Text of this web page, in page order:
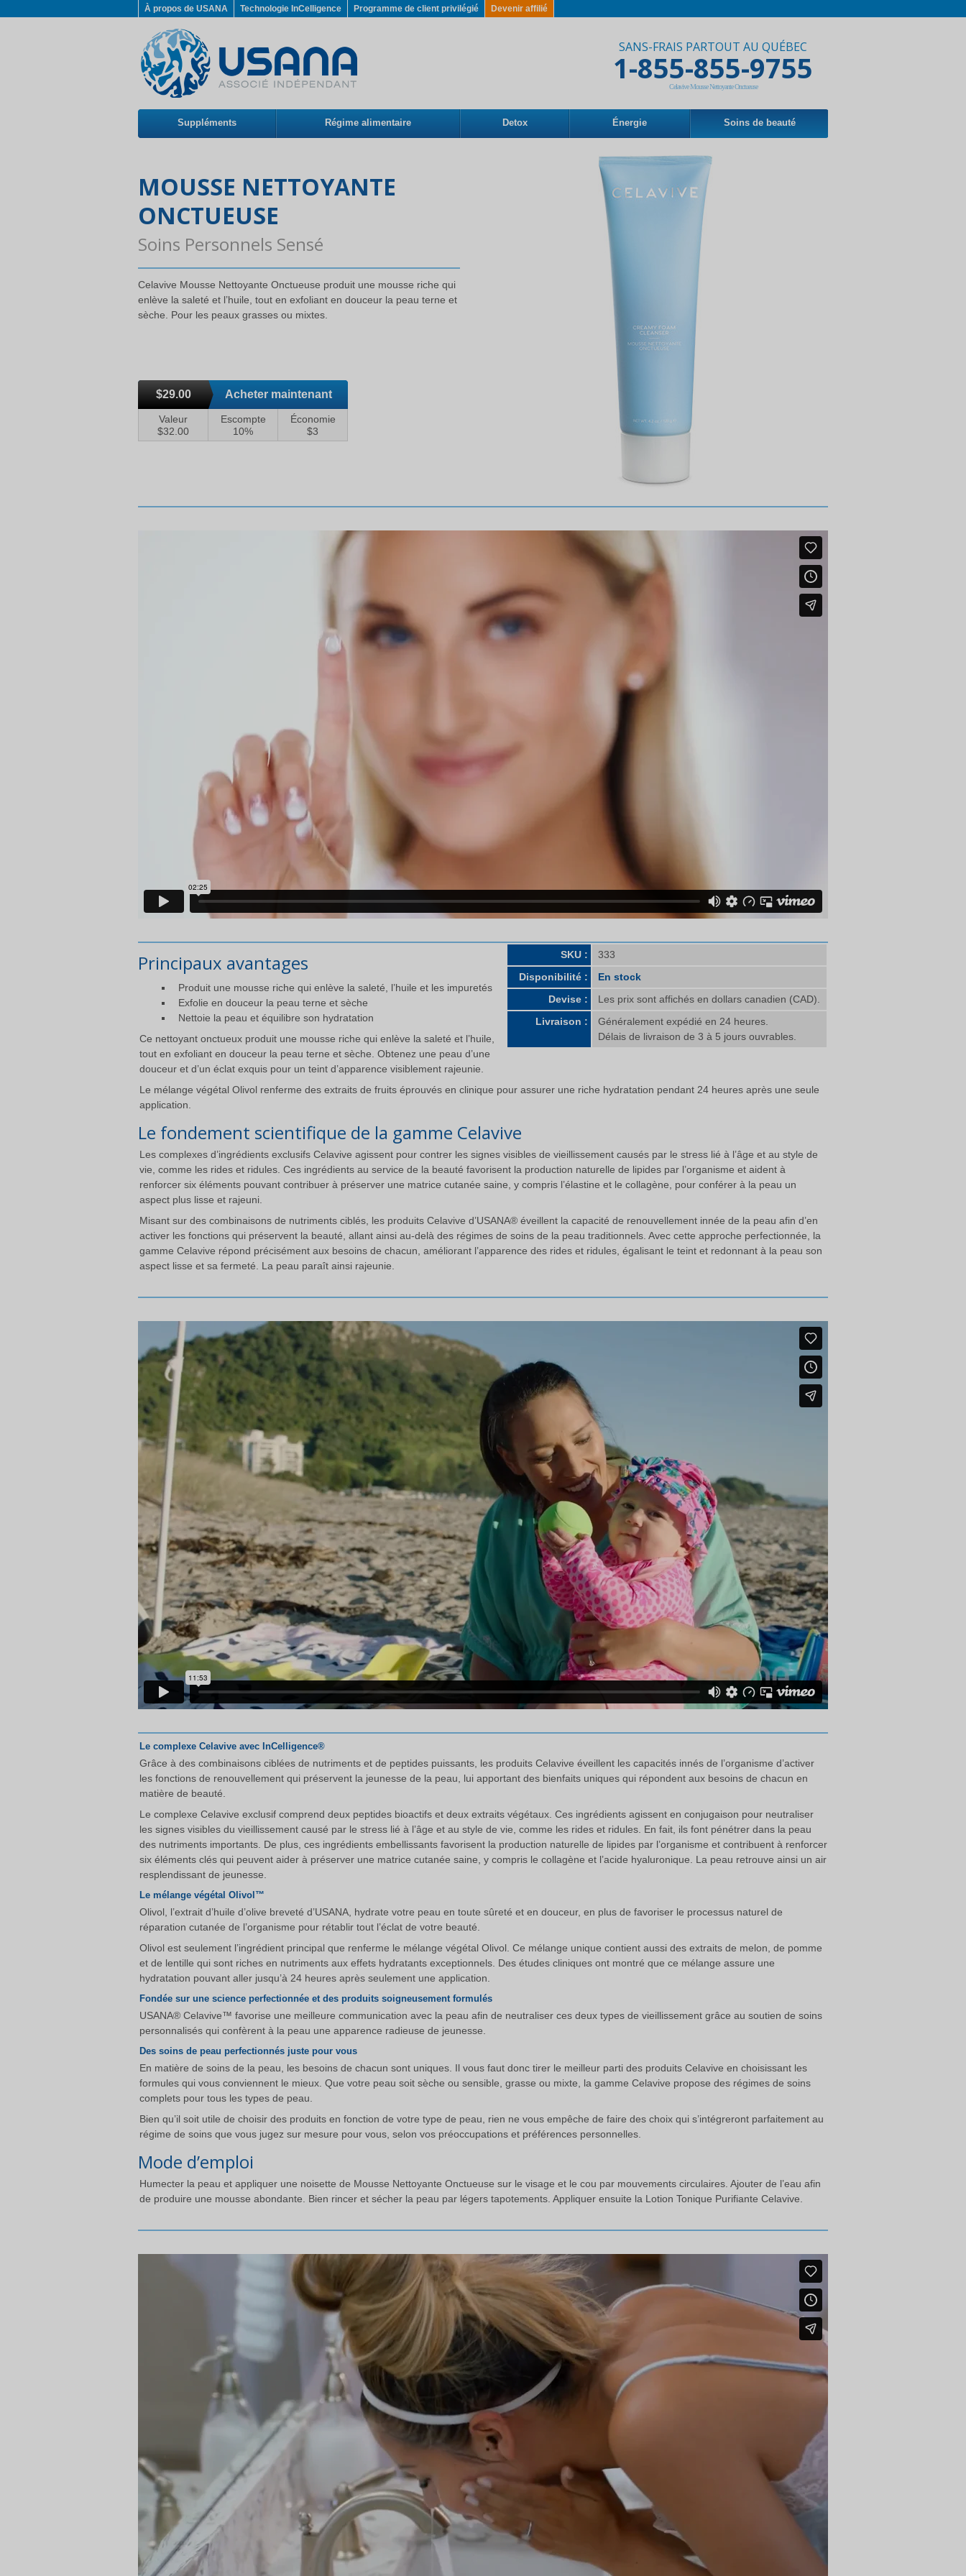
À propos de USANA Technologie InCelligence Programme de client privilégié Devenir affilié
SANS-FRAIS PARTOUT AU QUÉBEC
1-855-855-9755
Celavive Mousse Nettoyante Onctueuse
Suppléments Régime alimentaire Detox Énergie Soins de beauté
MOUSSE NETTOYANTE
ONCTUEUSE
Soins Personnels Sensé
Celavive Mousse Nettoyante Onctueuse produit une mousse riche qui
enlève la saleté et l’huile, tout en exfoliant en douceur la peau terne et
sèche. Pour les peaux grasses ou mixtes.
$29.00 Acheter maintenant
Valeur
$32.00
Escompte
10%
Économie
$3
SKU :
333
Disponibilité :
En stock
Devise :
Les prix sont affichés en dollars canadien (CAD).
Livraison :
Généralement expédié en 24 heures.
Délais de livraison de 3 à 5 jours ouvrables.
Principaux avantages
Produit une mousse riche qui enlève la saleté, l’huile et les impuretés
Exfolie en douceur la peau terne et sèche
Nettoie la peau et équilibre son hydratation
Ce nettoyant onctueux produit une mousse riche qui enlève la saleté et l’huile,
tout en exfoliant en douceur la peau terne et sèche. Obtenez une peau d’une
douceur et d’un éclat exquis pour un teint d’apparence visiblement rajeunie.
Le mélange végétal Olivol renferme des extraits de fruits éprouvés en clinique pour assurer une riche hydratation pendant 24 heures après une seule
application.
Le fondement scientifique de la gamme Celavive
Les complexes d’ingrédients exclusifs Celavive agissent pour contrer les signes visibles de vieillissement causés par le stress lié à l’âge et au style de
vie, comme les rides et ridules. Ces ingrédients au service de la beauté favorisent la production naturelle de lipides par l’organisme et aident à
renforcer six éléments pouvant contribuer à préserver une matrice cutanée saine, y compris l’élastine et le collagène, pour conférer à la peau un
aspect plus lisse et rajeuni.
Misant sur des combinaisons de nutriments ciblés, les produits Celavive d’USANA® éveillent la capacité de renouvellement innée de la peau afin d’en
activer les fonctions qui préservent la beauté, allant ainsi au-delà des régimes de soins de la peau traditionnels. Avec cette approche perfectionnée, la
gamme Celavive répond précisément aux besoins de chacun, améliorant l’apparence des rides et ridules, égalisant le teint et redonnant à la peau son
aspect lisse et sa fermeté. La peau paraît ainsi rajeunie.
Le complexe Celavive avec InCelligence®
Grâce à des combinaisons ciblées de nutriments et de peptides puissants, les produits Celavive éveillent les capacités innés de l’organisme d’activer
les fonctions de renouvellement qui préservent la jeunesse de la peau, lui apportant des bienfaits uniques qui répondent aux besoins de chacun en
matière de beauté.
Le complexe Celavive exclusif comprend deux peptides bioactifs et deux extraits végétaux. Ces ingrédients agissent en conjugaison pour neutraliser
les signes visibles du vieillissement causé par le stress lié à l’âge et au style de vie, comme les rides et ridules. En fait, ils font pénétrer dans la peau
des nutriments importants. De plus, ces ingrédients embellissants favorisent la production naturelle de lipides par l’organisme et contribuent à renforcer
six éléments clés qui peuvent aider à préserver une matrice cutanée saine, y compris le collagène et l’acide hyaluronique. La peau retrouve ainsi un air
resplendissant de jeunesse.
Le mélange végétal Olivol™
Olivol, l’extrait d’huile d’olive breveté d’USANA, hydrate votre peau en toute sûreté et en douceur, en plus de favoriser le processus naturel de
réparation cutanée de l’organisme pour rétablir tout l’éclat de votre beauté.
Olivol est seulement l’ingrédient principal que renferme le mélange végétal Olivol. Ce mélange unique contient aussi des extraits de melon, de pomme
et de lentille qui sont riches en nutriments aux effets hydratants exceptionnels. Des études cliniques ont montré que ce mélange assure une
hydratation pouvant aller jusqu’à 24 heures après seulement une application.
Fondée sur une science perfectionnée et des produits soigneusement formulés
USANA® Celavive™ favorise une meilleure communication avec la peau afin de neutraliser ces deux types de vieillissement grâce au soutien de soins
personnalisés qui confèrent à la peau une apparence radieuse de jeunesse.
Des soins de peau perfectionnés juste pour vous
En matière de soins de la peau, les besoins de chacun sont uniques. Il vous faut donc tirer le meilleur parti des produits Celavive en choisissant les
formules qui vous conviennent le mieux. Que votre peau soit sèche ou sensible, grasse ou mixte, la gamme Celavive propose des régimes de soins
complets pour tous les types de peau.
Bien qu’il soit utile de choisir des produits en fonction de votre type de peau, rien ne vous empêche de faire des choix qui s’intégreront parfaitement au
régime de soins que vous jugez sur mesure pour vous, selon vos préoccupations et préférences personnelles.
Mode d’emploi
Humecter la peau et appliquer une noisette de Mousse Nettoyante Onctueuse sur le visage et le cou par mouvements circulaires. Ajouter de l’eau afin
de produire une mousse abondante. Bien rincer et sécher la peau par légers tapotements. Appliquer ensuite la Lotion Tonique Purifiante Celavive.